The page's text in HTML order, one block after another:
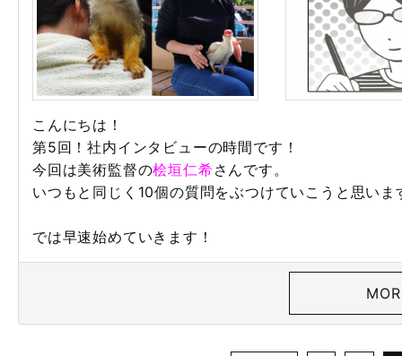
こんにちは！
第5回！社内インタビューの時間です！
今回は美術監督の桧垣仁希さんです。
いつもと同じく10個の質問をぶつけていこうと思いま
では早速始めていきます！